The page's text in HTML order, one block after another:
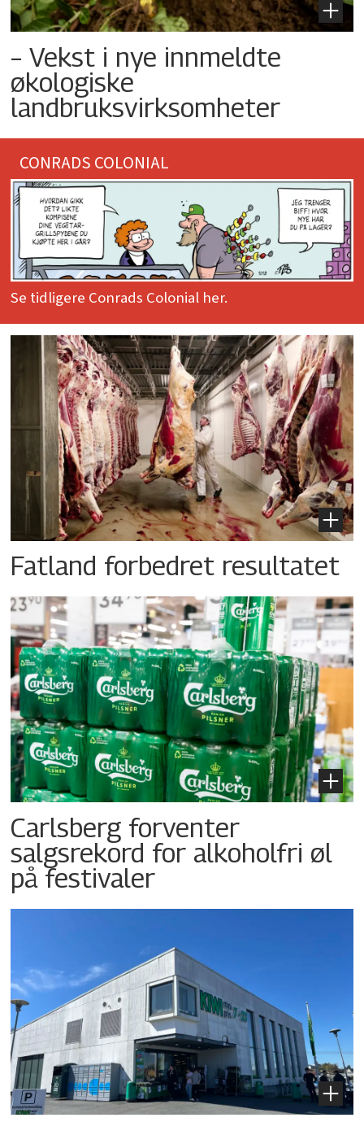
– Vekst i nye innmeldte
økologiske
landbruksvirksomheter
CONRADS COLONIAL
Se tidligere Conrads Colonial her.
Fatland forbedret resultatet
Carlsberg forventer
salgsrekord for alkoholfri øl
på festivaler